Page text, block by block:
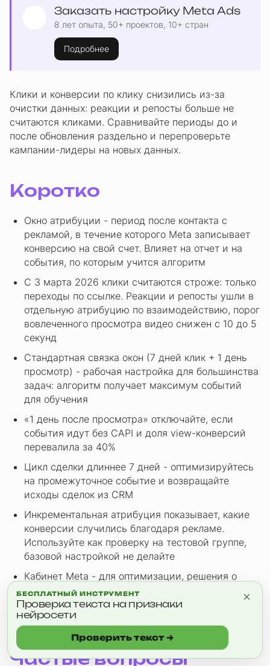
Заказать настройку Meta Ads
8 лет опыта, 50+ проектов, 10+ стран
Подробнее
Клики и конверсии по клику снизились из-за
очистки данных: реакции и репосты больше не
считаются кликами. Сравнивайте периоды до и
после обновления раздельно и перепроверьте
кампании-лидеры на новых данных.
Коротко
Окно атрибуции - период после контакта с
рекламой, в течение которого Meta записывает
конверсию на свой счет. Влияет на отчет и на
события, по которым учится алгоритм
С 3 марта 2026 клики считаются строже: только
переходы по ссылке. Реакции и репосты ушли в
отдельную атрибуцию по взаимодействию, порог
вовлеченного просмотра видео снижен с 10 до 5
секунд
Стандартная связка окон (7 дней клик + 1 день
просмотр) - рабочая настройка для большинства
задач: алгоритм получает максимум событий
для обучения
«1 день после просмотра» отключайте, если
события идут без CAPI и доля view-конверсий
перевалила за 40%
Цикл сделки длиннее 7 дней - оптимизируйтесь
на промежуточное событие и возвращайте
исходы сделок из CRM
Инкрементальная атрибуция показывает, какие
конверсии случились благодаря рекламе.
Используйте как проверку на тестовой группе,
базовой настройкой не делайте
Кабинет Meta - для оптимизации, решения о
бюджетах - по веб-аналитике и CRM.
Расхождение 40-70% по UTM-меткам - норма,
следите за динамикой разрыва
Частые вопросы
×
БЕСПЛАТНЫЙ ИНСТРУМЕНТ
Проверка текста на признаки
нейросети
Проверить текст →